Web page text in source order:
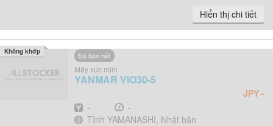
Hiển thị chi tiết
Đã bán hết
Máy xúc mini
YANMAR VIO30-5
JPY-
Năm
- Giờ
-
Địa điểm
Tỉnh YAMANASHI, Nhật bản
Không khớp